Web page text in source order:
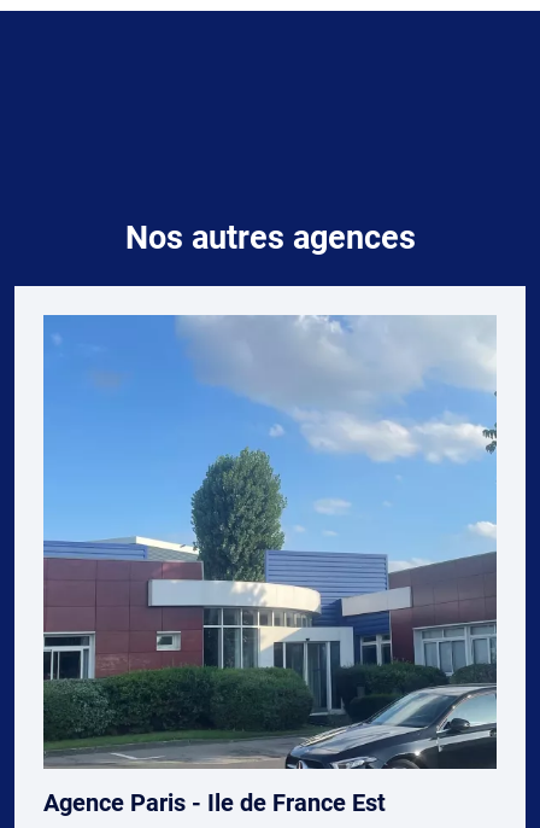
Nos autres agences
Agence Paris - Ile de France Est